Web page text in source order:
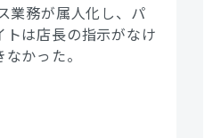
業務が属人化し、パ
トは店長の指示がなけ
かった。